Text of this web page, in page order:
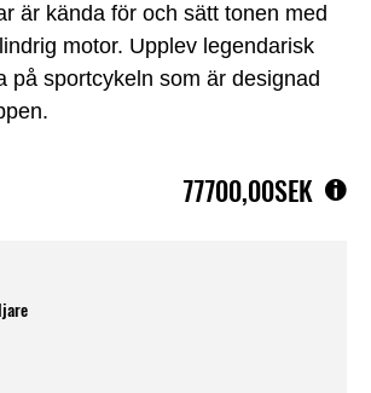
är kända för och sätt tonen med
motor. Upplev legendarisk
på sportcykeln som är designad
77700,00SEK